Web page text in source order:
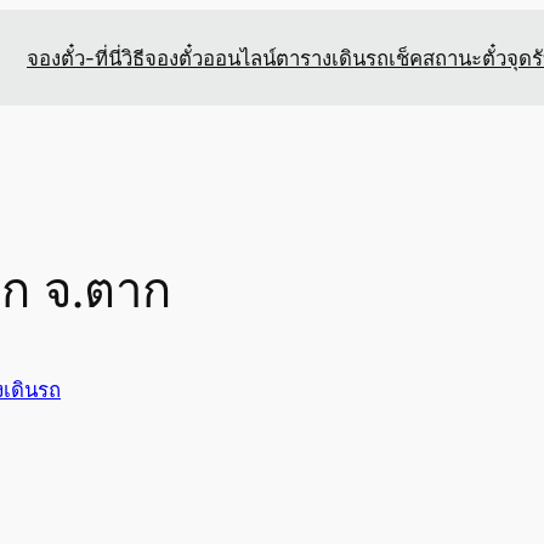
จองตั๋ว-ที่นี่วิธีจองตั๋วออนไลน์ตารางเดินรถเช็คสถานะตั๋วจุด
จ.ตาก
ดินรถ